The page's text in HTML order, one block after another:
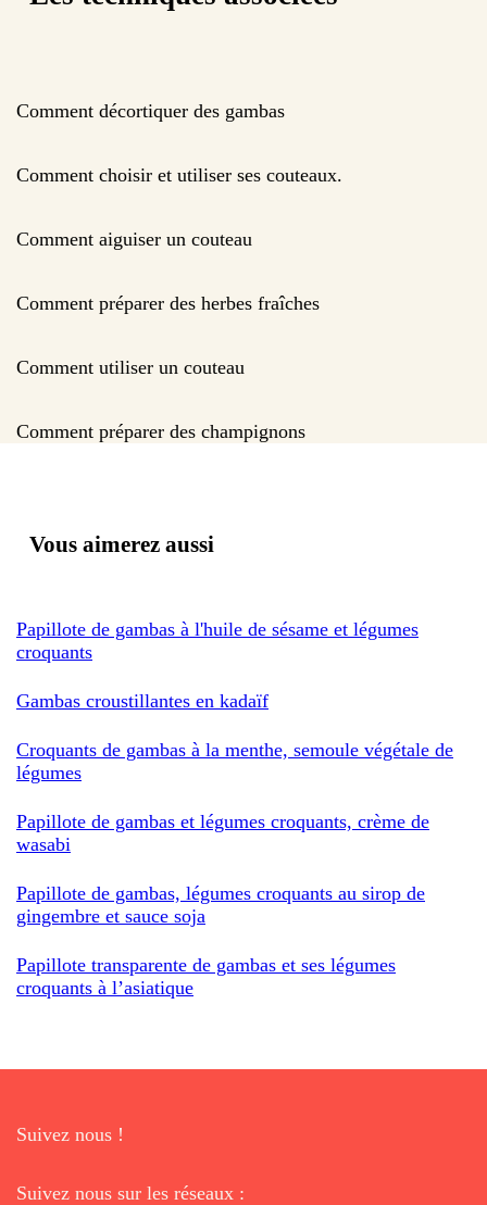
Comment décortiquer des gambas
Comment choisir et utiliser ses couteaux.
Comment aiguiser un couteau
Comment préparer des herbes fraîches
Comment utiliser un couteau
Comment préparer des champignons
Vous aimerez aussi
Papillote de gambas à l'huile de sésame et légumes
croquants
Gambas croustillantes en kadaïf
Croquants de gambas à la menthe, semoule végétale de
légumes
Papillote de gambas et légumes croquants, crème de
wasabi
Papillote de gambas, légumes croquants au sirop de
gingembre et sauce soja
Papillote transparente de gambas et ses légumes
croquants à l’asiatique
Suivez nous !
Suivez nous sur les réseaux :